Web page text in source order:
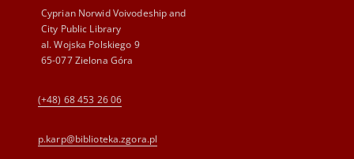
Cyprian Norwid Voivodeship and
City Public Library
al. Wojska Polskiego 9
65-077 Zielona Góra
(+48) 68 453 26 06
p.karp@biblioteka.zgora.pl